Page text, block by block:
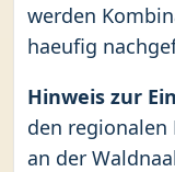
werden
haeufig
Hinweis zur
den regionalen
an der